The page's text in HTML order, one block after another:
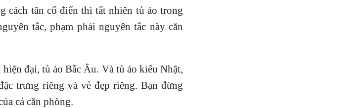
cách tân cổ điển thì tất nhiên tủ áo trong
tắc, phạm phải nguyên tắc này căn
đại, tủ áo Bắc Âu. Và tủ áo kiểu Nhật,
trưng riêng và vẻ đẹp riêng. Bạn đừng
cả căn phòng.